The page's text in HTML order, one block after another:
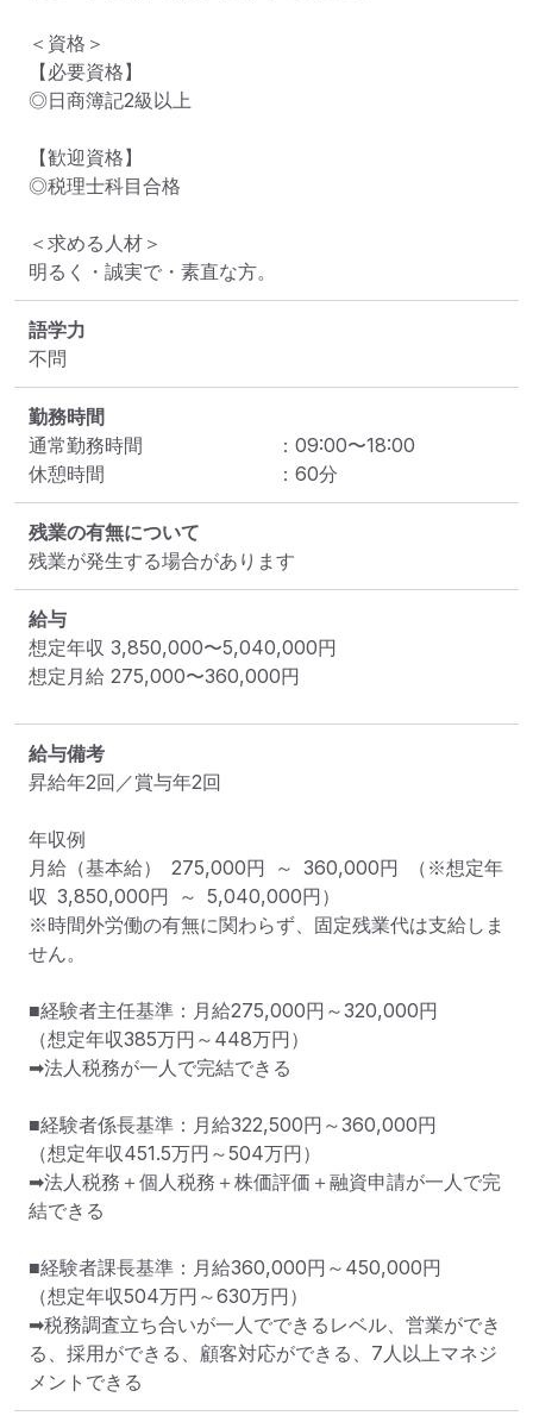
＜資格＞
【必要資格】
◎日商簿記2級以上
【歓迎資格】
◎税理士科目合格
＜求める人材＞
明るく・誠実で・素直な方。
語学力
不問
勤務時間
通常勤務時間
： 09:00〜18:00
休憩時間
： 60分
残業の有無について
残業が発生する場合があります
給与
想定年収 3,850,000〜5,040,000円
想定月給 275,000〜360,000円
給与備考
昇給年2回／賞与年2回
年収例
月給（基本給） 275,000円 ～ 360,000円 （※想定年
収 3,850,000円 ～ 5,040,000円）
※時間外労働の有無に関わらず、固定残業代は支給しま
せん。
■経験者主任基準：月給275,000円～320,000円
（想定年収385万円～448万円）
➡法人税務が一人で完結できる
■経験者係長基準：月給322,500円～360,000円
（想定年収451.5万円～504万円）
➡法人税務＋個人税務＋株価評価＋融資申請が一人で完
結できる
■経験者課長基準：月給360,000円～450,000円
（想定年収504万円～630万円）
➡税務調査立ち合いが一人でできるレベル、営業ができ
る、採用ができる、顧客対応ができる、7人以上マネジ
メントできる